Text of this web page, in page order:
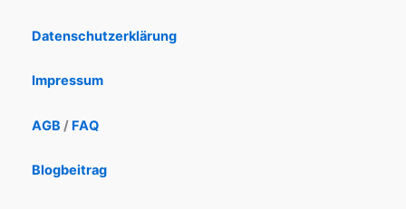
Datenschutzerklärung
Impressum
AGB / FAQ
Blogbeitrag